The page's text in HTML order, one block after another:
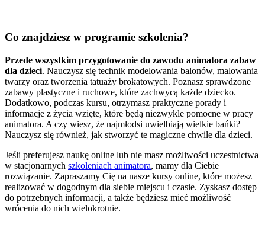
Co znajdziesz w programie szkolenia?
Przede wszystkim przygotowanie do zawodu animatora zabaw
dla dzieci. Nauczysz się technik modelowania balonów, malowania
twarzy oraz tworzenia tatuaży brokatowych. Poznasz sprawdzone
zabawy plastyczne i ruchowe, które zachwycą każde dziecko.
Dodatkowo, podczas kursu, otrzymasz praktyczne porady i
informacje z życia wzięte, które będą niezwykle pomocne w pracy
animatora. A czy wiesz, że najmłodsi uwielbiają wielkie bańki?
Nauczysz się również, jak stworzyć te magiczne chwile dla dzieci.
Jeśli preferujesz naukę online lub nie masz możliwości uczestnictwa
w stacjonarnych szkoleniach animatora, mamy dla Ciebie
rozwiązanie. Zapraszamy Cię na nasze kursy online, które możesz
realizować w dogodnym dla siebie miejscu i czasie. Zyskasz dostęp
do potrzebnych informacji, a także będziesz mieć możliwość
wrócenia do nich wielokrotnie.